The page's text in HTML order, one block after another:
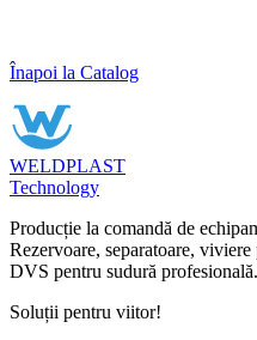
Înapoi la Catalog
WELDPLAST
Technology
Producție la comandă de
Rezervoare, separatoare,
DVS pentru sudură profesională.
Soluții pentru viitor!